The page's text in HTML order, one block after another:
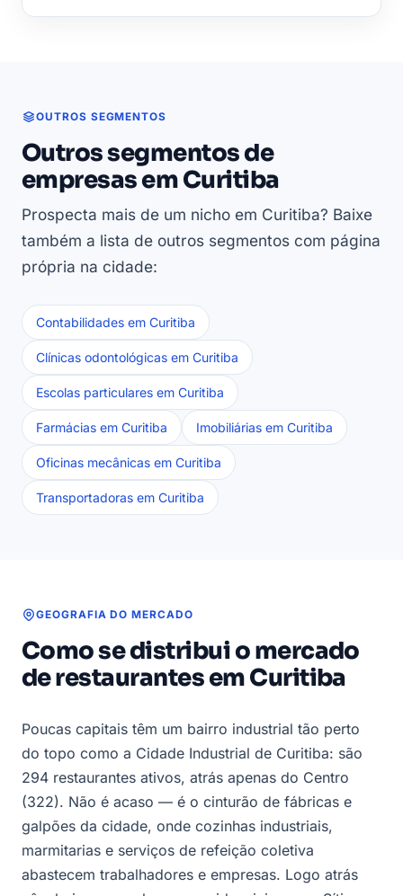
OUTROS SEGMENTOS
Outros segmentos de
empresas em Curitiba
Prospecta mais de um nicho em Curitiba? Baixe
também a lista de outros segmentos com página
própria na cidade:
Contabilidades em Curitiba
Clínicas odontológicas em Curitiba
Escolas particulares em Curitiba
Farmácias em Curitiba Imobiliárias em Curitiba
Oficinas mecânicas em Curitiba
Transportadoras em Curitiba
GEOGRAFIA DO MERCADO
Como se distribui o mercado
de restaurantes em Curitiba
Poucas capitais têm um bairro industrial tão perto
do topo como a Cidade Industrial de Curitiba: são
294 restaurantes ativos, atrás apenas do Centro
(322). Não é acaso — é o cinturão de fábricas e
galpões da cidade, onde cozinhas industriais,
marmitarias e serviços de refeição coletiva
abastecem trabalhadores e empresas. Logo atrás